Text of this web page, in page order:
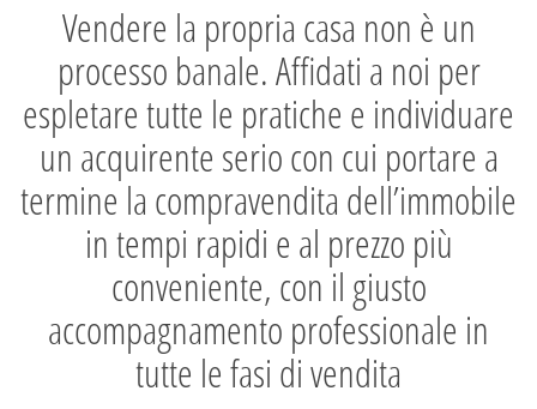
Vendere la propria casa non è un
processo banale. Affidati a noi per
espletare tutte le pratiche e individuare
un acquirente serio con cui portare a
termine la compravendita dell’immobile
in tempi rapidi e al prezzo più
conveniente, con il giusto
accompagnamento professionale in
tutte le fasi di vendita